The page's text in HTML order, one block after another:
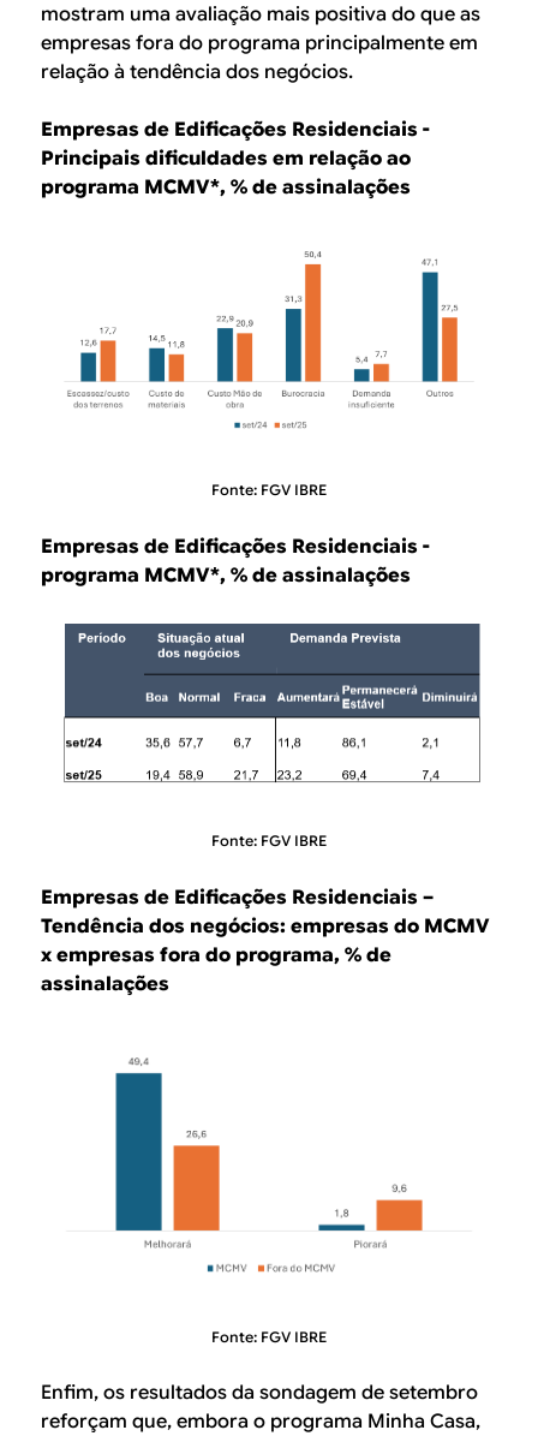
mostram uma avaliação mais positiva do que as
empresas fora do programa principalmente em
relação à tendência dos negócios.
Empresas de Edificações Residenciais -
Principais dificuldades em relação ao
programa MCMV*, % de assinalações
Fonte: FGV IBRE
Empresas de Edificações Residenciais -
programa MCMV*, % de assinalações
Fonte: FGV IBRE
Empresas de Edificações Residenciais –
Tendência dos negócios: empresas do MCMV
x empresas fora do programa, % de
assinalações
Fonte: FGV IBRE
Enfim, os resultados da sondagem de setembro
reforçam que, embora o programa Minha Casa,